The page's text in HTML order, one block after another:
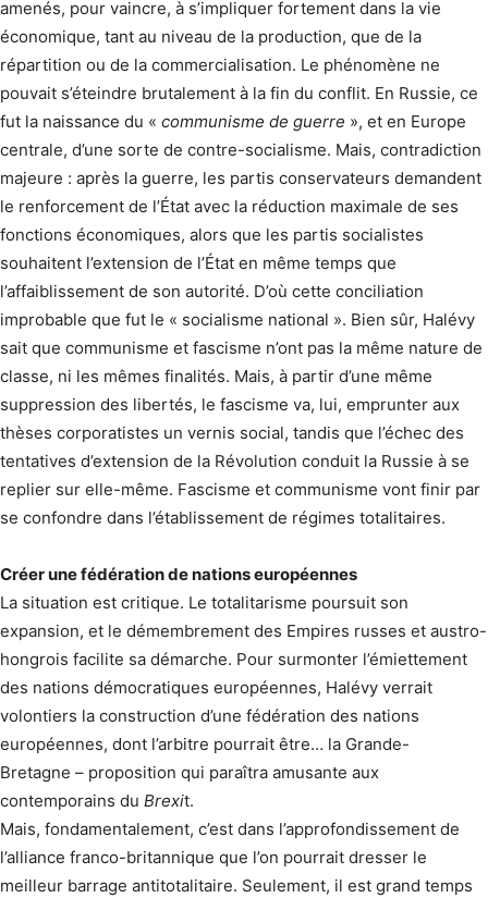
amenés, pour vaincre, à s’impliquer fortement dans la vie
économique, tant au niveau de la production, que de la
répartition ou de la commercialisation. Le phénomène ne
pouvait s’éteindre brutalement à la fin du conflit. En Russie, ce
fut la naissance du « communisme de guerre », et en Europe
centrale, d’une sorte de contre-socialisme. Mais, contradiction
majeure : après la guerre, les partis conservateurs demandent
le renforcement de l’État avec la réduction maximale de ses
fonctions économiques, alors que les partis socialistes
souhaitent l’extension de l’État en même temps que
l’affaiblissement de son autorité. D’où cette conciliation
improbable que fut le « socialisme national ». Bien sûr, Halévy
sait que communisme et fascisme n’ont pas la même nature de
classe, ni les mêmes finalités. Mais, à partir d’une même
suppression des libertés, le fascisme va, lui, emprunter aux
thèses corporatistes un vernis social, tandis que l’échec des
tentatives d’extension de la Révolution conduit la Russie à se
replier sur elle-même. Fascisme et communisme vont finir par
se confondre dans l’établissement de régimes totalitaires.
Créer une fédération de nations européennes
La situation est critique. Le totalitarisme poursuit son
expansion, et le démembrement des Empires russes et austro-
hongrois facilite sa démarche. Pour surmonter l’émiet­tement
des nations démocratiques européennes, Halévy verrait
volontiers la construction d’une fédération des nations
européennes, dont l’arbitre pourrait être… la Grande-
Bretagne – proposition qui paraîtra amusante aux
contemporains du Brexit.
Mais, fondamentalement, c’est dans l’approfondissement de
l’alliance franco-britannique que l’on pourrait dresser le
meilleur barrage antitotalitaire. Seulement, il est grand temps